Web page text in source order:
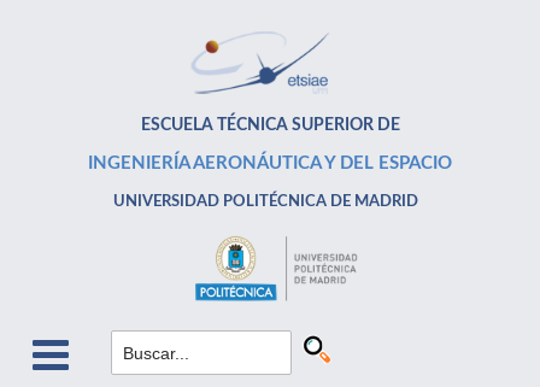
ESCUELA TÉCNICA SUPERIOR DE
INGENIERÍA AERONÁUTICA Y DEL ESPACIO
UNIVERSIDAD POLITÉCNICA DE MADRID